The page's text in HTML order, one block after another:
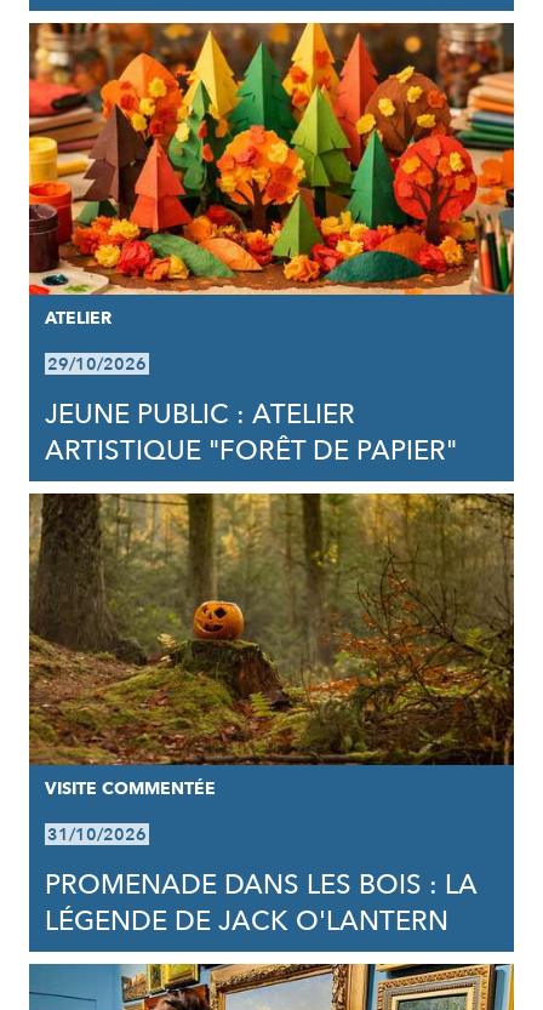
ATELIER
29/10/2026
JEUNE PUBLIC : ATELIER
ARTISTIQUE "FORÊT DE PAPIER"
VISITE COMMENTÉE
31/10/2026
PROMENADE DANS LES BOIS : LA
LÉGENDE DE JACK O'LANTERN